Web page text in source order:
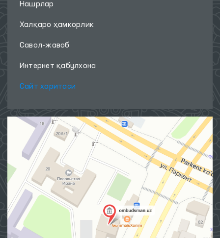
Нашрлар
Халқаро ҳамкорлик
Савол-жавоб
Интернет қабулхона
Сайт харитаси